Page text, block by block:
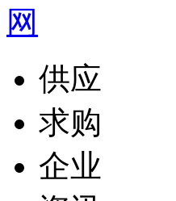
供应
求购
企业